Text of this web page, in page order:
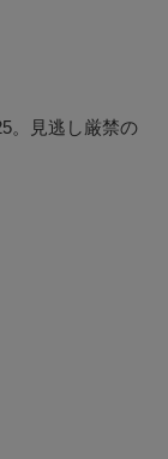
。見逃し厳禁の